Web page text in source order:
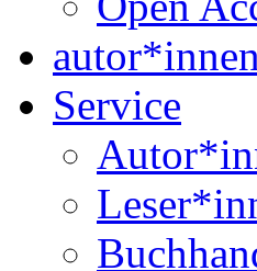
autor*innen
Service